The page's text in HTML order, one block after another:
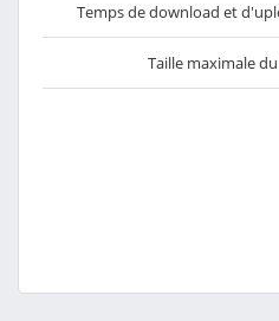
Temps de download et
Taille maximale